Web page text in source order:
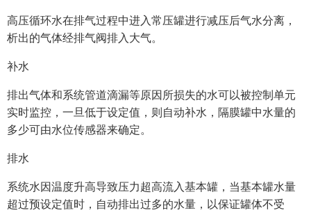
高压循环水在排气过程中进入常压罐进行减压后气水分离，
析出的气体经排气阀排入大气。
补水
排出气体和系统管道滴漏等原因所损失的水可以被控制单元
实时监控，一旦低于设定值，则自动补水，隔膜罐中水量的
多少可由水位传感器来确定。
排水
系统水因温度升高导致压力超高流入基本罐，当基本罐水量
超过预设定值时，自动排出过多的水量，以保证罐体不受